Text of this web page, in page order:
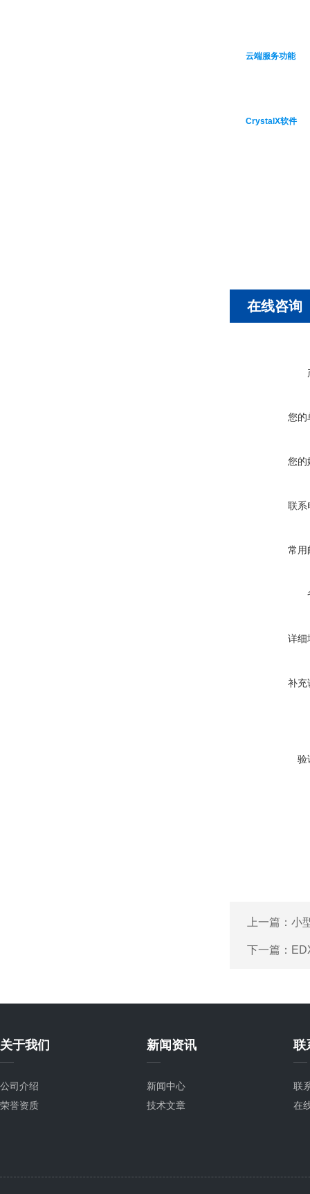
云端服务功能
CrystalX软件
在线咨询
您的
您的
联系
常用
详细
补充
验
上一篇： 小
下一篇：
关于我们
公司介绍
荣誉资质
新闻资讯
新闻中心
技术文章
联
联
在